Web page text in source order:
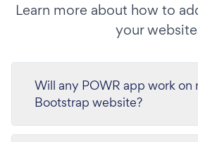
Learn more about how to
your
Will any POWR app work on
Bootstrap website?